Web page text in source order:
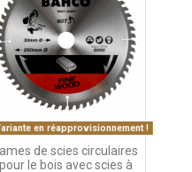
en réapprovisionnement !
Lames de scies circulaires
pour le bois avec scies à